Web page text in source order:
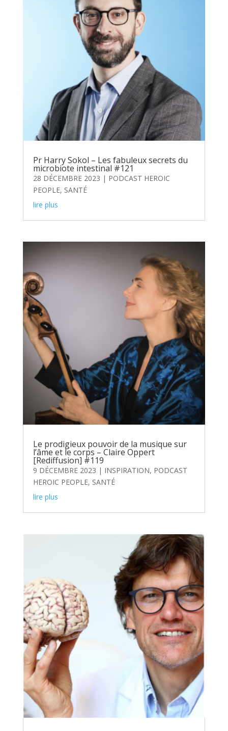
Pr Harry Sokol – Les fabuleux secrets du
microbiote intestinal #121
28 DÉCEMBRE 2023 | PODCAST HEROIC
PEOPLE, SANTÉ
lire plus
Le prodigieux pouvoir de la musique sur
l’âme et le corps – Claire Oppert
[Rediffusion] #119
9 DÉCEMBRE 2023 | INSPIRATION, PODCAST
HEROIC PEOPLE, SANTÉ
lire plus